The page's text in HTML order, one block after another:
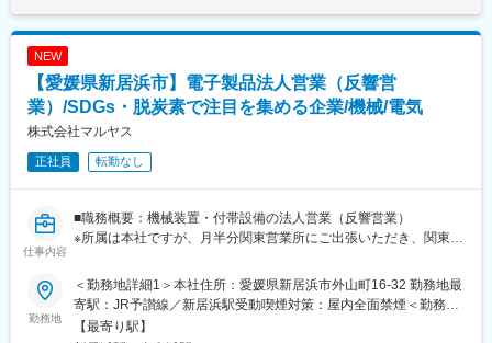
営業として経験を積み、将来的にはリーダーや管理職などキャリ
アアップの機会も豊富です。
■企業の特徴/魅力
績があります。福利厚生も充実しており、社員一人ひとりが長く
安心して働ける環境が整っています。
変更の範囲：会社の定める業務
■組織構成: 関東営業所 1名
※現在、本社から長期出張で対応しています。
いただきます。
やすい環境です！
営業業務を習得していただき、その後関東営業所に配属致しま
す。
です。
NEW
【愛媛県新居浜市】電子製品法人営業（反響営
業）/SDGs・脱炭素で注目を集める企業/機械/電気
株式会社マルヤス
正社員 転勤なし
仕事内容
■職務概要：機械装置・付帯設備の法人営業（反響営業）
※所属は本社ですが、月半分関東営業所にご出張いただき、関東営
■職務詳細：
・問い合わせ顧客や展示会来訪者への複数回の訪問営業
・お客様の生産現場での課題をヒアリング
・見積や資料作成、提案
勤務地
＜勤務地詳細1＞本社住所：愛媛県新居浜市外山町16-32 勤務地最
寄駅：JR予讃線／新居浜駅受動喫煙対策：屋内全面禁煙＜勤務地
詳細2＞関東営業所住所：埼玉県 白岡市 新白岡5-1-9 2 受動喫煙対
【最寄り駅】